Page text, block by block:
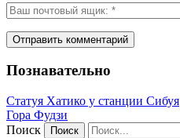
Познавательно
Статуя Хатико у станции Сибуя
Гора Фудзи
Поиск